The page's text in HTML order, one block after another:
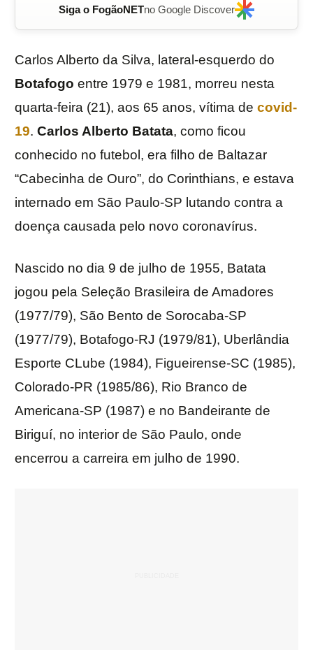
Siga o FogãoNETno Google Discover
Carlos Alberto da Silva, lateral-esquerdo do
Botafogo entre 1979 e 1981, morreu nesta
quarta-feira (21), aos 65 anos, vítima de covid-
19. Carlos Alberto Batata, como ficou
conhecido no futebol, era filho de Baltazar
“Cabecinha de Ouro”, do Corinthians, e estava
internado em São Paulo-SP lutando contra a
doença causada pelo novo coronavírus.
Nascido no dia 9 de julho de 1955, Batata
jogou pela Seleção Brasileira de Amadores
(1977/79), São Bento de Sorocaba-SP
(1977/79), Botafogo-RJ (1979/81), Uberlândia
Esporte CLube (1984), Figueirense-SC (1985),
Colorado-PR (1985/86), Rio Branco de
Americana-SP (1987) e no Bandeirante de
Biriguí, no interior de São Paulo, onde
encerrou a carreira em julho de 1990.